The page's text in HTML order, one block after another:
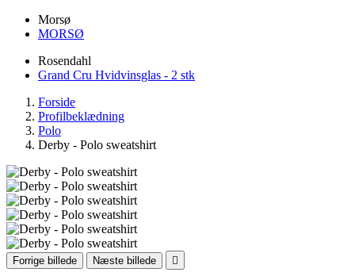
Morsø
MORSØ
Rosendahl
Grand Cru Hvidvinsglas - 2 stk
Forside
Profilbeklædning
Polo
Derby - Polo sweatshirt
Forrige billede Næste billede 